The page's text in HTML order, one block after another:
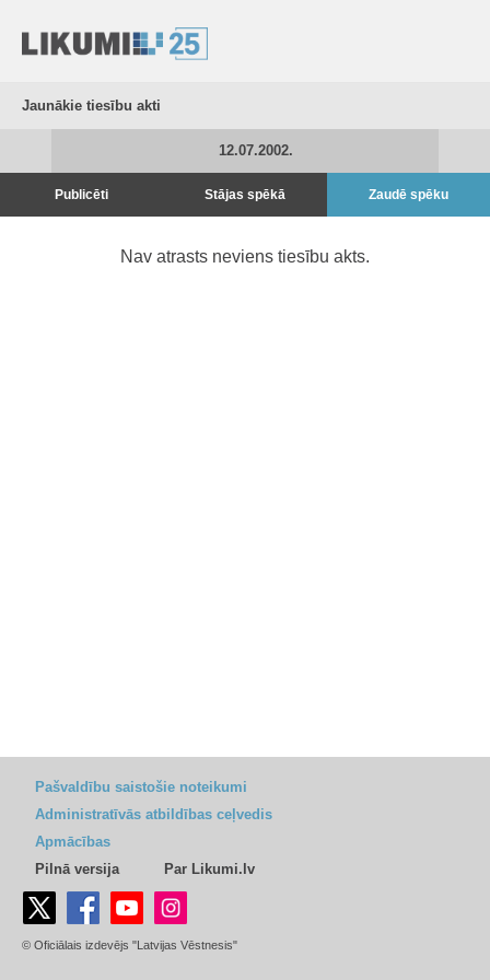
Jaunākie tiesību akti
12.07.2002.
Publicēti Stājas spēkā Zaudē spēku
Nav atrasts neviens tiesību akts.
Pašvaldību saistošie noteikumi
Administratīvās atbildības ceļvedis
Apmācības
Pilnā versija
Par Likumi.lv
© Oficiālais izdevējs "Latvijas Vēstnesis"